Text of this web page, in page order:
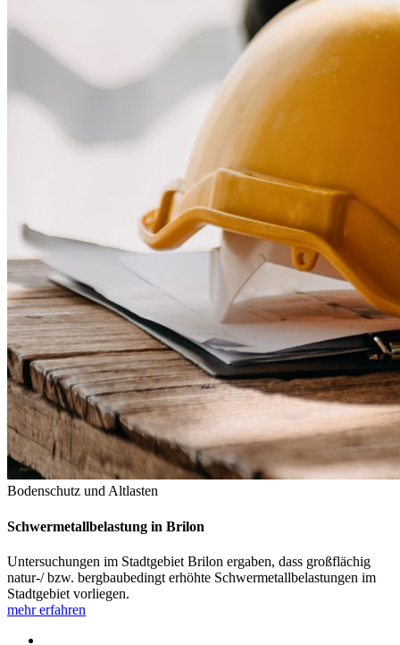
Bodenschutz und Altlasten
Schwermetallbelastung in Brilon
Untersuchungen im Stadtgebiet Brilon ergaben, dass großflächig
natur-/ bzw. bergbaubedingt erhöhte Schwermetallbelastungen im
Stadtgebiet vorliegen.
mehr erfahren